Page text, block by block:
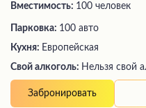
Вместимость: 100 человек
Парковка: 100 авто
Кухня: Европейская
Свой алкоголь: Нельзя свой
Забронировать